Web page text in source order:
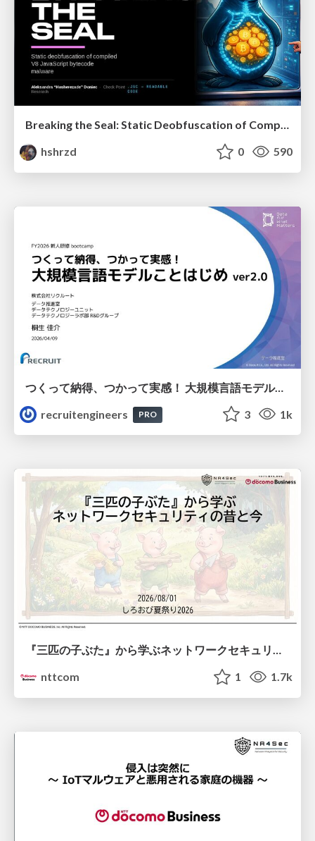
Breaking the Seal: Static Deobfuscation of Compiled V8 JavaScript Bytecode Malware
hshrzd
0 590
つくって納得、つかって実感！ 大規模言語モデルことはじめ ver2.0
recruitengineers
PRO 3 1k
『三匹の子ぶた』から学ぶネットワークセキュリティの昔と今 / Network Security: Then and Now Through the Lens of The Three Little Pigs
nttcom
1 1.7k